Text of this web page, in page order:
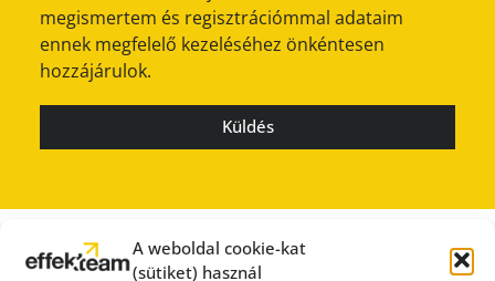
A weboldal cookie-kat
(sütiket) használ
megismertem és regisztrációmmal adataim
ennek megfelelő kezeléséhez önkéntesen
hozzájárulok.
Küldés